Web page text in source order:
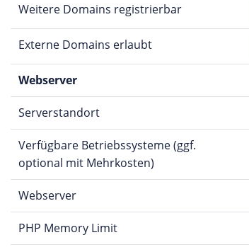
Weitere Domains registrierbar
Externe Domains erlaubt
Webserver
Serverstandort
Verfügbare Betriebssysteme (ggf.
optional mit Mehrkosten)
Webserver
PHP Memory Limit